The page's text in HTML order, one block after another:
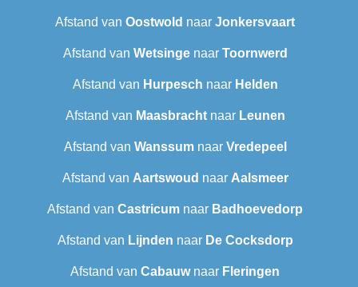
Afstand van Oostwold naar Jonkersvaart
Afstand van Wetsingenaar Toornwerd
Afstand van Hurpesch naar Helden
Afstand van Maasbrachtnaar Leunen
Afstand van Wanssumnaar Vredepeel
Afstand van Aartswoud naar Aalsmeer
Afstand van Castricum naar Badhoevedorp
Afstand van Lijnden naar De Cocksdorp
Afstand van Cabauwnaar Fleringen